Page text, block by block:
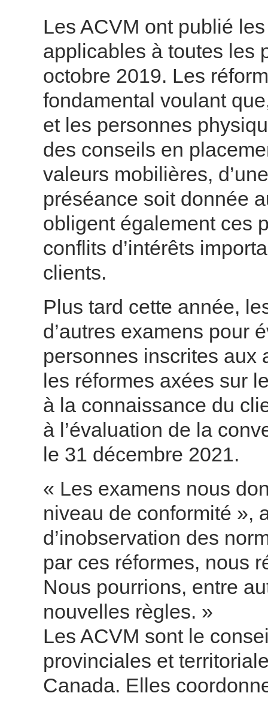
Les ACVM ont publié
applicables à toutes les
octobre 2019. Les
fondamental voulant
et les personnes
des conseils en
valeurs mobilières,
préséance soit donnée
obligent également ces
conflits d’intérêts
clients.
Plus tard cette année,
d’autres examens pour
personnes inscrites aux
les réformes axées sur
à la connaissance du
à l’évaluation de la
le 31 décembre 2021.
« Les examens nous
niveau de conformité »,
d’inobservation des
par ces réformes, nous
Nous pourrions, entre
nouvelles règles. »
Les ACVM sont le
provinciales et
Canada. Elles